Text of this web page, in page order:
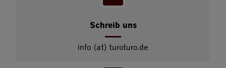
Schreib uns
info (at) turoturo.de